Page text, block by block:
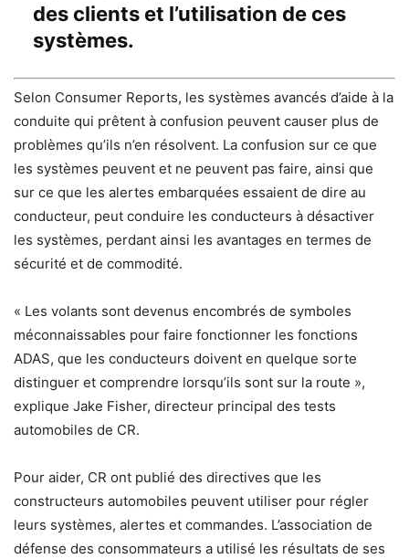
des clients et l’utilisation de ces
systèmes.
Selon Consumer Reports, les systèmes avancés d’aide à la
conduite qui prêtent à confusion peuvent causer plus de
problèmes qu’ils n’en résolvent. La confusion sur ce que
les systèmes peuvent et ne peuvent pas faire, ainsi que
sur ce que les alertes embarquées essaient de dire au
conducteur, peut conduire les conducteurs à désactiver
les systèmes, perdant ainsi les avantages en termes de
sécurité et de commodité.
« Les volants sont devenus encombrés de symboles
méconnaissables pour faire fonctionner les fonctions
ADAS, que les conducteurs doivent en quelque sorte
distinguer et comprendre lorsqu’ils sont sur la route »,
explique Jake Fisher, directeur principal des tests
automobiles de CR.
Pour aider, CR ont publié des directives que les
constructeurs automobiles peuvent utiliser pour régler
leurs systèmes, alertes et commandes. L’association de
défense des consommateurs a utilisé les résultats de ses